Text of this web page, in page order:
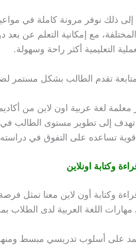
إلى ذلك نوفر مرونة كاملة في
مع إمكانية التعلم عن بعد
التعليمية أكثر راحة وسهولة.
تقدم الطالب بشكل مستمر
معلمة لغة عربية اون لاين من
تهدف إلى تطوير مستوى الطالب في
تساعده على التفوق في دراسته
وكتابة اونلاين
وكتابة أون لاين معنا تمثل
اللغة العربية لدى الطلاب
على أسلوب تدريسي مبسط